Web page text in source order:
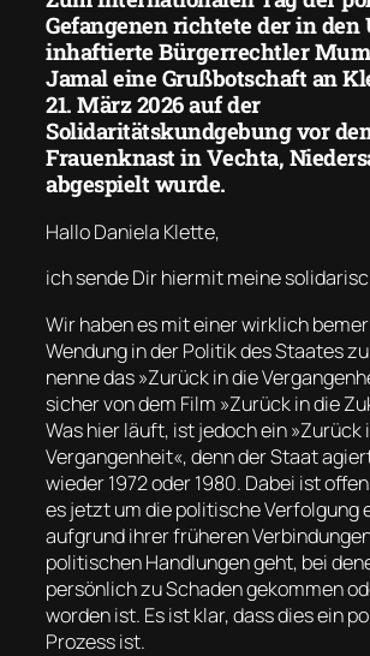
Gefangenen richtete der in den
inhaftierte Bürgerrechtler
Jamal eine Grußbotschaft an
21. März 2026 auf der
Solidaritätskundgebung vor
Frauenknast in Vechta,
abgespielt wurde.
Hallo Daniela Klette,
ich sende Dir hiermit meine
Wir haben es mit einer wirklich
Wendung in der Politik des Staates
nenne das »Zurück in die
sicher von dem Film »Zurück in die
Was hier läuft, ist jedoch ein »Zurück
Vergangenheit«, denn der Staat
wieder 1972 oder 1980. Dabei ist
es jetzt um die politische Verfolgung
aufgrund ihrer früheren
politischen Handlungen geht, bei
persönlich zu Schaden gekommen
worden ist. Es ist klar, dass dies ein
Prozess ist.